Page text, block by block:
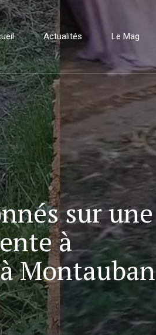
Actualités Le Mag
sur une
à
Montauban